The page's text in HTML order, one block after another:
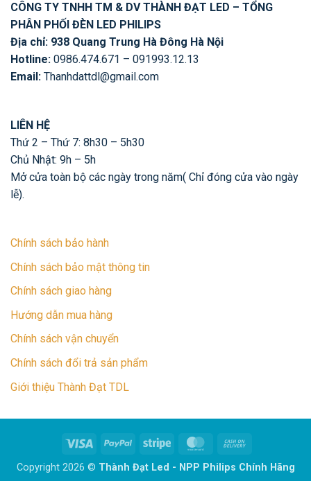
CÔNG TY TNHH TM & DV THÀNH ĐẠT LED – TỔNG
PHÂN PHỐI ĐÈN LED PHILIPS
Địa chỉ: 938 Quang Trung Hà Đông Hà Nội
Hotline: 0986.474.671 – 091993.12.13
Email: Thanhdattdl@gmail.com
LIÊN HỆ
Thứ 2 – Thứ 7: 8h30 – 5h30
Chủ Nhật: 9h – 5h
Mở cửa toàn bộ các ngày trong năm( Chỉ đóng cửa vào ngày
lễ).
Chính sách bảo hành
Chính sách bảo mật thông tin
Chính sách giao hàng
Hướng dẫn mua hàng
Chính sách vận chuyển
Chính sách đổi trả sản phẩm
Giới thiệu Thành Đạt TDL
Visa PayPal Stripe MasterCard
Delivery
Copyright 2026 © Thành Đạt Led - NPP Philips Chính Hãng